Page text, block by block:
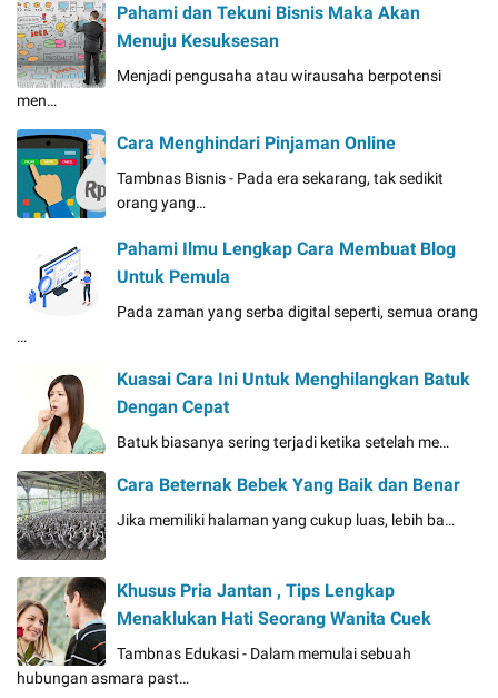
Pahami dan Tekuni Bisnis Maka Akan
Menuju Kesuksesan
Menjadi pengusaha atau wirausaha berpotensi
men…
Cara Menghindari Pinjaman Online
Tambnas Bisnis - Pada era sekarang, tak sedikit
orang yang…
Pahami Ilmu Lengkap Cara Membuat Blog
Untuk Pemula
Pada zaman yang serba digital seperti, semua orang
…
Kuasai Cara Ini Untuk Menghilangkan Batuk
Dengan Cepat
Batuk biasanya sering terjadi ketika setelah me…
Cara Beternak Bebek Yang Baik dan Benar
Jika memiliki halaman yang cukup luas, lebih ba…
Khusus Pria Jantan , Tips Lengkap
Menaklukan Hati Seorang Wanita Cuek
Tambnas Edukasi - Dalam memulai sebuah
hubungan asmara past…